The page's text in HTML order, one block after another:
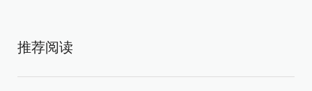
推荐阅读